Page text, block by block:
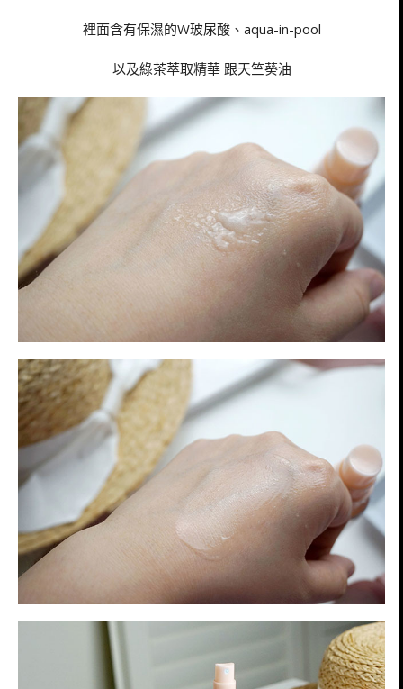
裡面含有保濕的W玻尿酸、aqua-in-pool
以及綠茶萃取精華 跟天竺葵油